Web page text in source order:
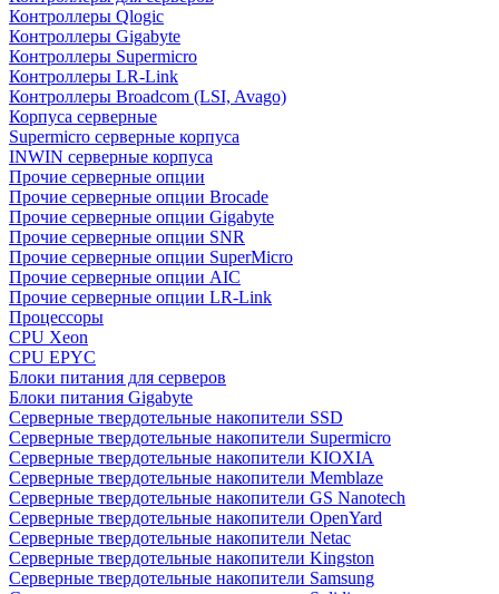
Контроллеры Qlogic
Контроллеры Gigabyte
Контроллеры Supermicro
Контроллеры LR-Link
Контроллеры Broadcom (LSI, Avago)
Корпуса серверные
Supermicro серверные корпуса
INWIN серверные корпуса
Прочие серверные опции
Прочие серверные опции Brocade
Прочие серверные опции Gigabyte
Прочие серверные опции SNR
Прочие серверные опции SuperMicro
Прочие серверные опции AIC
Прочие серверные опции LR-Link
Процессоры
CPU Xeon
CPU EPYC
Блоки питания для серверов
Блоки питания Gigabyte
Серверные твердотельные накопители SSD
Cерверные твердотельные накопители Supermicro
Cерверные твердотельные накопители KIOXIA
Cерверные твердотельные накопители Memblaze
Cерверные твердотельные накопители GS Nanotech
Серверные твердотельные накопители OpenYard
Серверные твердотельные накопители Netac
Cерверные твердотельные накопители Kingston
Cерверные твердотельные накопители Samsung